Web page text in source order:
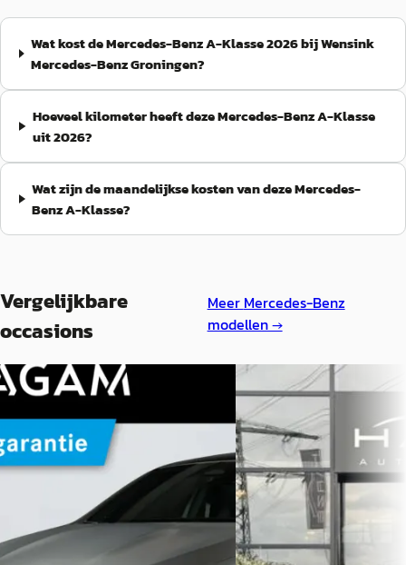
Wat kost de Mercedes-Benz A-Klasse 2026 bij Wensink
Mercedes-Benz Groningen?
Hoeveel kilometer heeft deze Mercedes-Benz A-Klasse
uit 2026?
Wat zijn de maandelijkse kosten van deze Mercedes-
Benz A-Klasse?
Vergelijkbare
occasions
Meer Mercedes-Benz
modellen →
A
Mercedes-Benz A-Klasse
2026
Hatchback 250 e Business Solution
v.a. € 868/mnd
Mercedes-Benz A-
2023
180 Business Line
€ 38.450
v.a. € 815/mnd
Boven markt